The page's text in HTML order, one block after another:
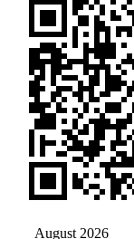
August 2026